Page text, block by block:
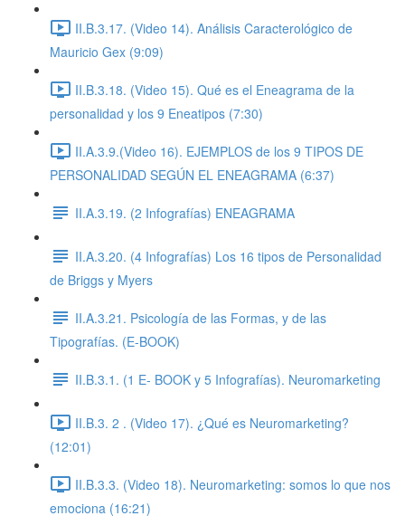
II.B.3.17. (Video 14). Análisis Caracterológico de
Mauricio Gex (9:09)
II.B.3.18. (Video 15). Qué es el Eneagrama de la
personalidad y los 9 Eneatipos (7:30)
II.A.3.9.(Video 16). EJEMPLOS de los 9 TIPOS DE
PERSONALIDAD SEGÚN EL ENEAGRAMA (6:37)
II.A.3.19. (2 Infografías) ENEAGRAMA
II.A.3.20. (4 Infografías) Los 16 tipos de Personalidad
de Briggs y Myers
II.A.3.21. Psicología de las Formas, y de las
Tipografías. (E-BOOK)
II.B.3.1. (1 E- BOOK y 5 Infografías). Neuromarketing
II.B.3. 2 . (Video 17). ¿Qué es Neuromarketing?
(12:01)
II.B.3.3. (Video 18). Neuromarketing: somos lo que nos
emociona (16:21)